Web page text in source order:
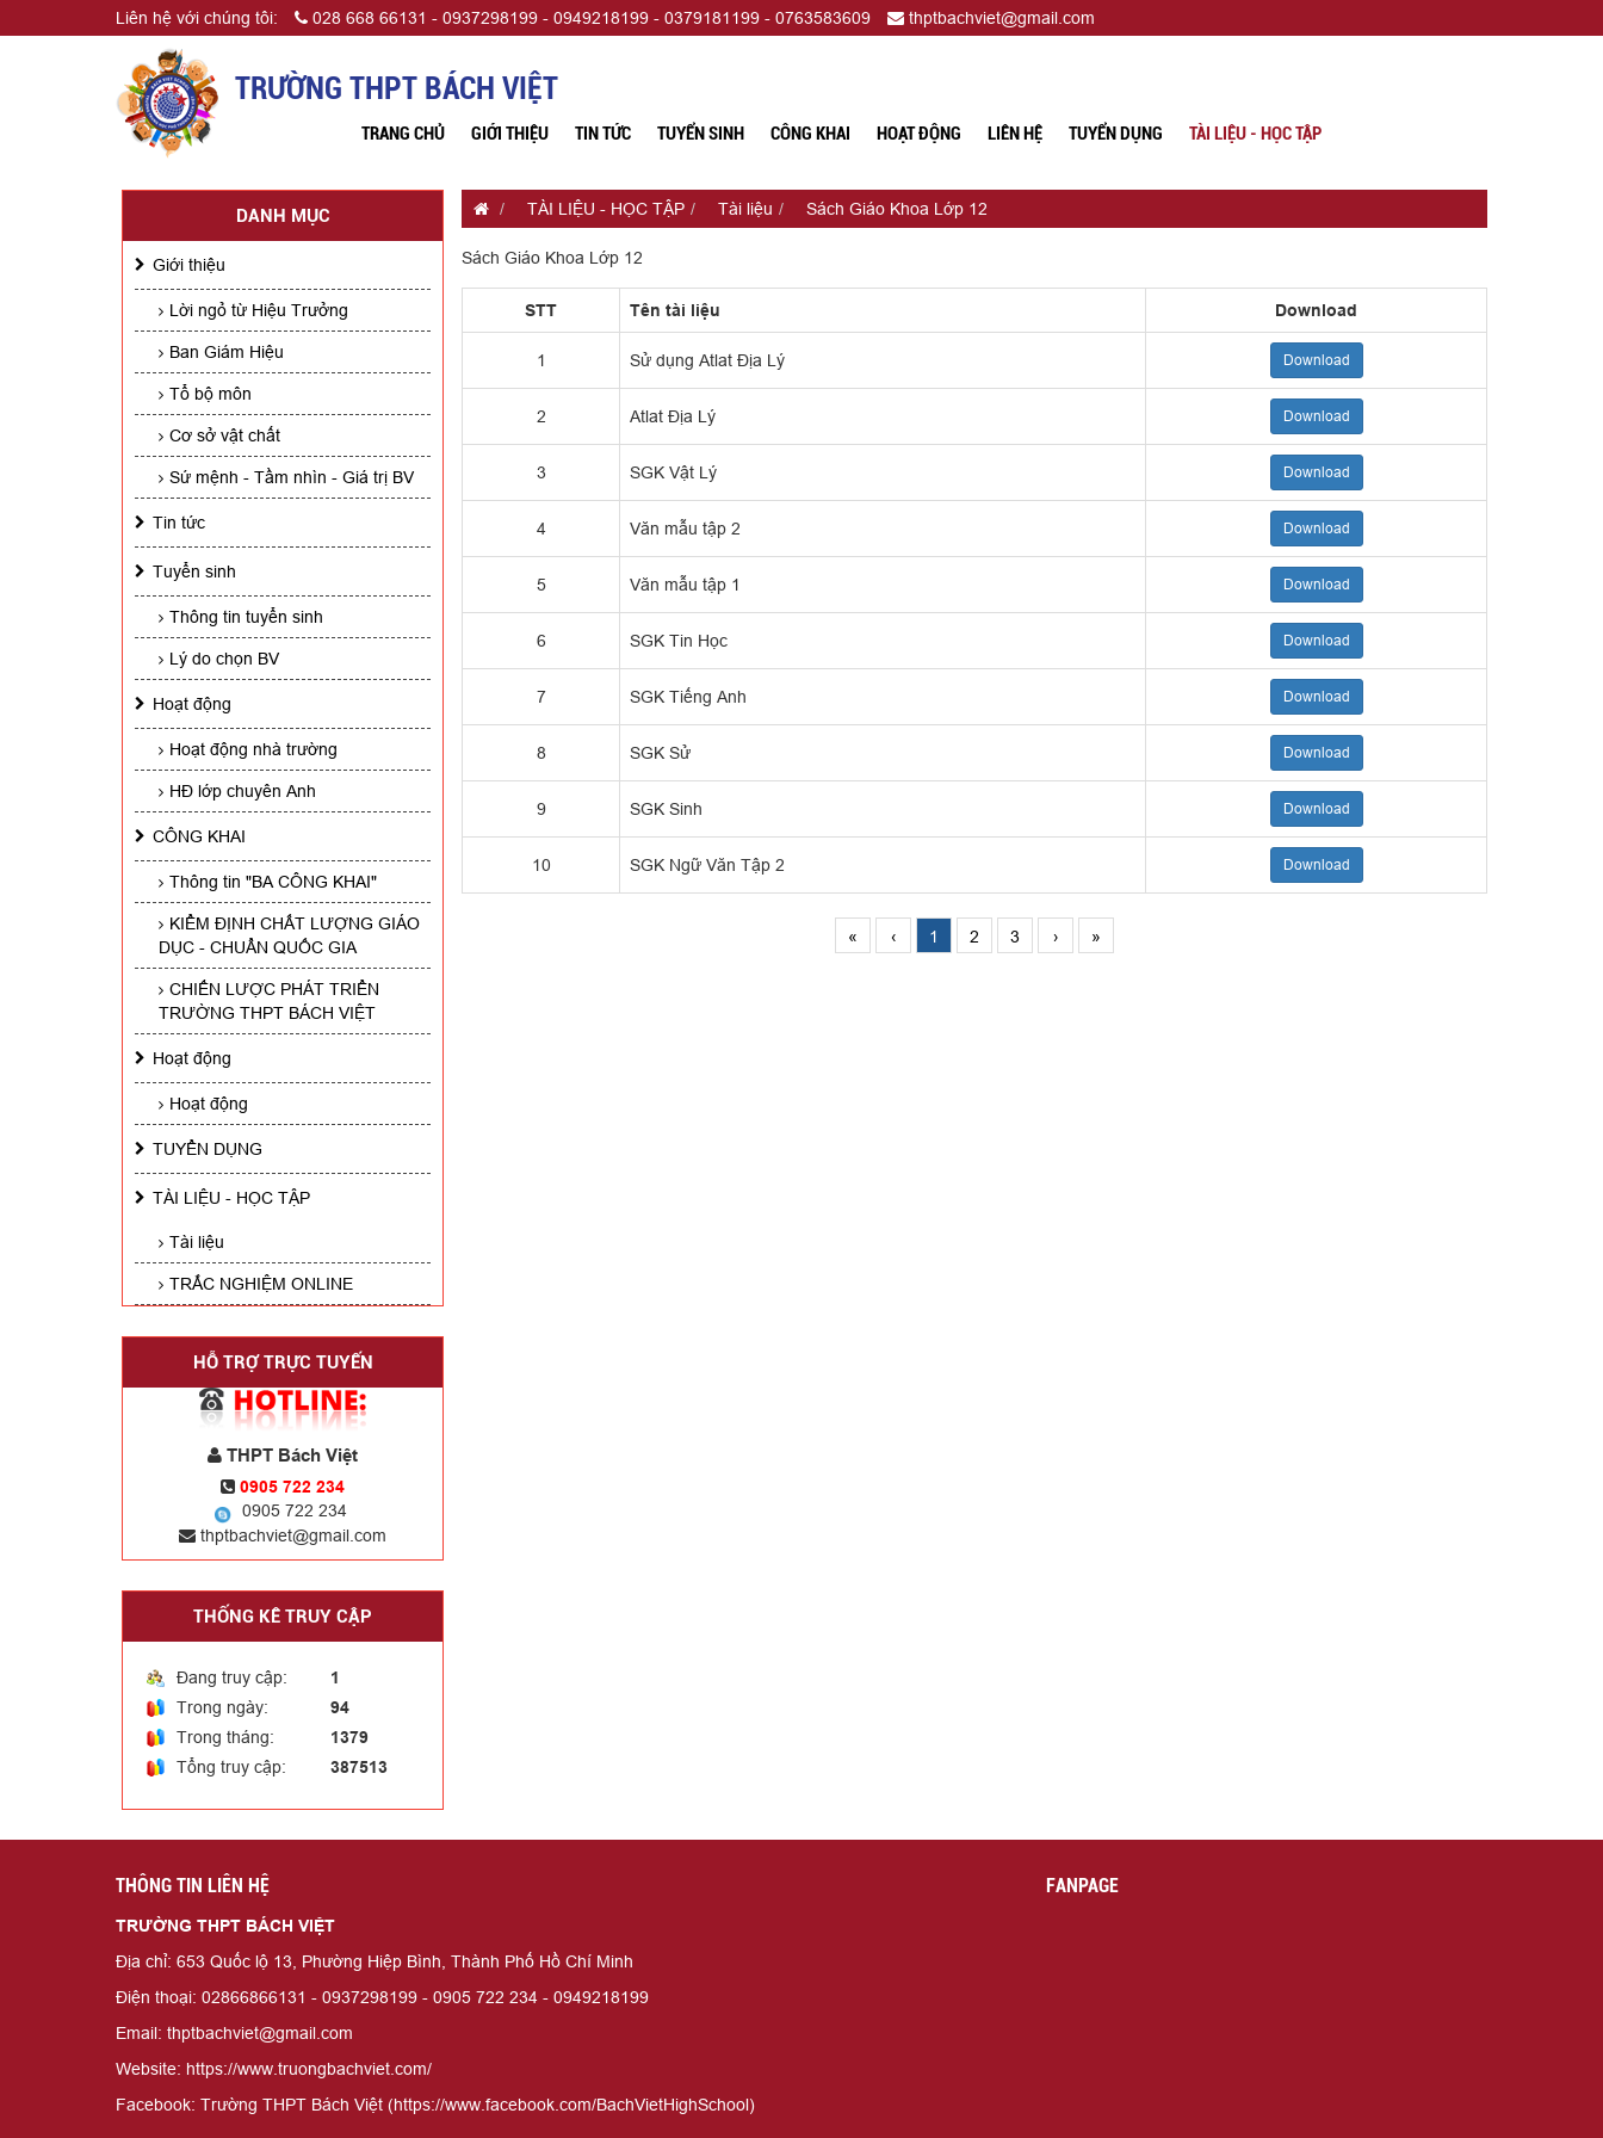
Liên hệ với chúng tôi: 028 668 66131 - 0937298199 - 0949218199 - 0379181199 - 0763583609 thptbachviet@gmail.com
TRƯỜNG THPT BÁCH VIỆT
TRANG CHỦ GIỚI THIỆU TIN TỨC TUYỂN SINH CÔNG KHAI HOẠT ĐỘNG LIÊN HỆ TUYỂN DỤNG TÀI LIỆU - HỌC TẬP
DANH MỤC
Giới thiệu
Lời ngỏ từ Hiệu Trưởng
Ban Giám Hiệu
Tổ bộ môn
Cơ sở vật chất
Sứ mệnh - Tầm nhìn - Giá trị BV
Tin tức
Tuyển sinh
Thông tin tuyển sinh
Lý do chọn BV
Hoạt động
Hoạt động nhà trường
HĐ lớp chuyên Anh
CÔNG KHAI
Thông tin "BA CÔNG KHAI"
KIỂM ĐỊNH CHẤT LƯỢNG GIÁO
DỤC - CHUẨN QUỐC GIA
CHIẾN LƯỢC PHÁT TRIỂN
TRƯỜNG THPT BÁCH VIỆT
Hoạt động
Hoạt động
TUYỂN DỤNG
TÀI LIỆU - HỌC TẬP
Tài liệu
TRẮC NGHIỆM ONLINE
HỖ TRỢ TRỰC TUYẾN
THPT Bách Việt
0905 722 234
0905 722 234
thptbachviet@gmail.com
THỐNG KÊ TRUY CẬP
Đang truy cập:
1
Trong ngày:
94
Trong tháng:
1379
Tổng truy cập:
387513
TÀI LIỆU - HỌC TẬP Tài liệu Sách Giáo Khoa Lớp 12
Sách Giáo Khoa Lớp 12
STT Tên tài liệu Download
1 Sử dụng Atlat Địa Lý Download
2 Atlat Địa Lý Download
3 SGK Vật Lý Download
4 Văn mẫu tập 2 Download
5 Văn mẫu tập 1 Download
6 SGK Tin Học Download
7 SGK Tiếng Anh Download
8 SGK Sử Download
9 SGK Sinh Download
10 SGK Ngữ Văn Tập 2 Download
« ‹ 1 2 3 › »
THÔNG TIN LIÊN HỆ
TRƯỜNG THPT BÁCH VIỆT
Địa chỉ: 653 Quốc lộ 13, Phường Hiệp Bình, Thành Phố Hồ Chí Minh
Điện thoại: 02866866131 - 0937298199 - 0905 722 234 - 0949218199
Email: thptbachviet@gmail.com
Website: https://www.truongbachviet.com/
Facebook: Trường THPT Bách Việt (https://www.facebook.com/BachVietHighSchool)
FANPAGE